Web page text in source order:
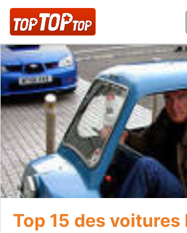
Top 15 des voitures